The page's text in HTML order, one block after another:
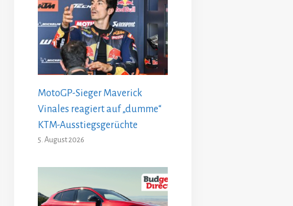
MotoGP-Sieger Maverick
Vinales reagiert auf „dumme“
KTM-Ausstiegsgerüchte
5. August 2026